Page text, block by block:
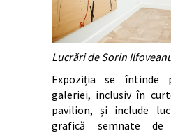
Lucrări de Sorin
Expoziția se întinde
galeriei, inclusiv în
pavilion, și include
grafică semnate de